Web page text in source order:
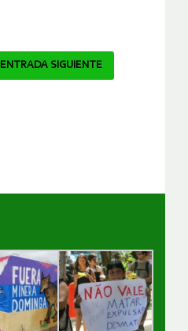
ENTRADA SIGUIENTE